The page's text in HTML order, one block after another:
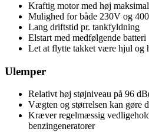
Kraftig motor med høj
Mulighed for både 230V og
Lang driftstid pr. tankfyldning
Elstart med medfølgende batteri
Let at flytte takket være hjul og
Ulemper
Relativt høj støjniveau på 96
Vægten og størrelsen kan gøre
Kræver regelmæssig
benzingeneratorer